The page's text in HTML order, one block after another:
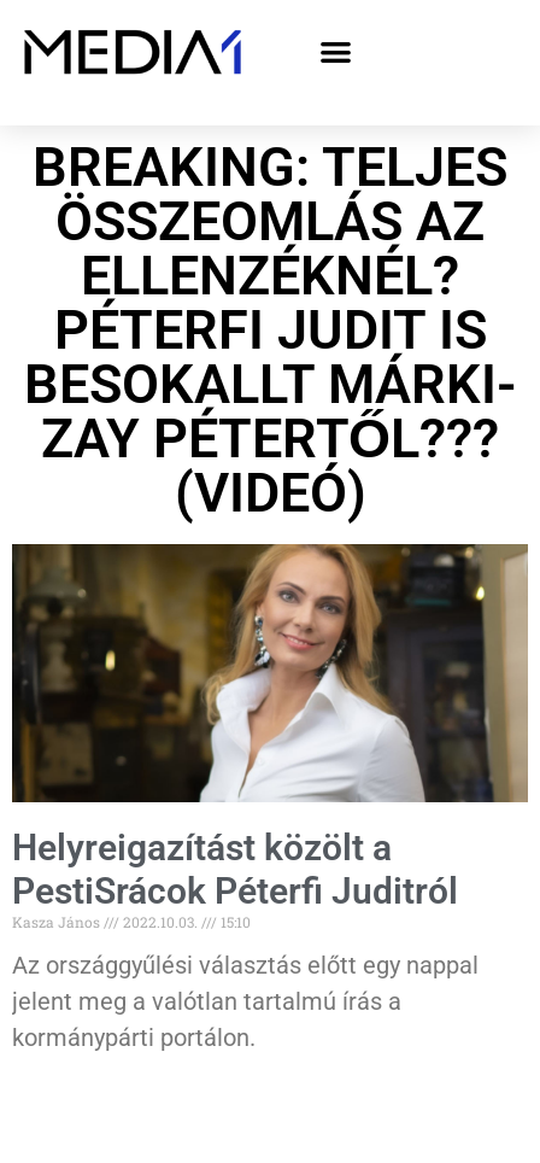
BREAKING: TELJES
ÖSSZEOMLÁS AZ
ELLENZÉKNÉL?
PÉTERFI JUDIT IS
BESOKALLT MÁRKI-
ZAY PÉTERTŐL???
(VIDEÓ)
Helyreigazítást közölt a
PestiSrácok Péterfi Juditról
Kasza János 2022.10.03. 15:10
Az országgyűlési választás előtt egy nappal
jelent meg a valótlan tartalmú írás a
kormánypárti portálon.